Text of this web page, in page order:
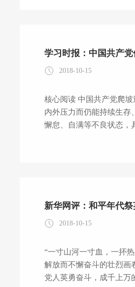
学习时报：中国共产
2018-10-15
核心阅读 中国共产党爬坡过坎、克难攻坚，但始终不忘初心砥砺前行，其奥秘主要在于其韧性：历经
内外压力而仍能持续生存
懈怠、自满等不良状态，具有强大的弹性
新华网评：和平年代
2018-10-15
“一寸山河一寸血，一抔热土一抔魂。” 透过岁月的尘烟，我们
解放而不懈奋斗的壮烈画
党人英勇奋斗，成千上万